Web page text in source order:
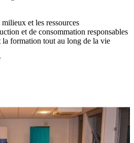
et les ressources
et de consommation responsables
la formation tout au long de la vie